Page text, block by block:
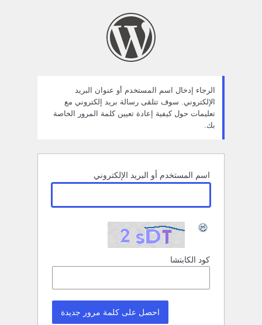
الرجاء إدخال اسم المستخدم أو عنوان البريد
الإلكتروني. سوف تتلقى رسالة بريد إلكتروني مع
تعليمات حول كيفية إعادة تعيين كلمة المرور الخاصة
بك.
اسم المستخدم أو البريد الإلكتروني
كود الكابتشا